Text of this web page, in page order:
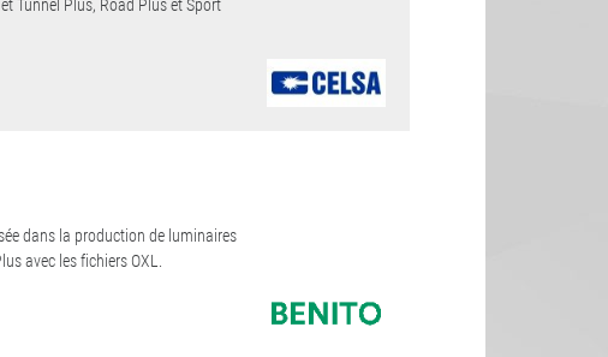
Tunnel Plus, Road Plus et Sport
dans la production de luminaires
avec les fichiers OXL.